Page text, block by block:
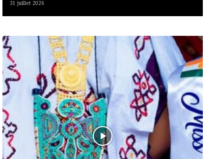
31 juillet 2026